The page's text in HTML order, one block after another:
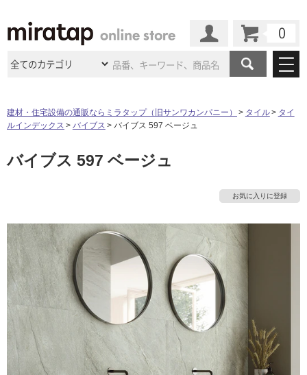
商品カテゴリ
キッチン
トイレ
扉
エクステリア（外構）
ウッドデッキ フローリング・
収納 インテリア・
照明 ペット用品
内装用建材 パネル・壁材
施工事例
施工事例 法人案件納入事例
インタビュー
店舗・施設事例
ショールーム
ショールーム
大阪ショールーム 仙台 ショールーム
名古屋 ショールーム 京都 ショールーム
福岡ショールーム 札幌スマート
ショールー
ム
横浜スマートショールー
ム
ウェルビーみのおHDC
BOX
サポート
ご利用ガイド 初めての方へ
よくある質問 お問い合わせ
修理お問い合わせ クレーム公開
説明書・図面検索 水まわり 3年保証
その他サービス
ミラタップと
創る家
ASOLIE
工事会社紹介
ェルジュ
自分らしい家づくり
SUVACO
最高のリノベ会社がみつ
かる
リノベりす
建材・住宅設備の通販ならミラタップ（旧サンワカンパニー） タイル
タイ
ルインデックス
バイブス バイブス 597 ベージュ
バイブス 597 ベージュ
お気に入りに登録